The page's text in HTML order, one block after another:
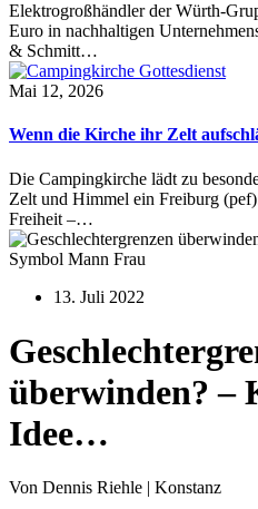
Elektrogroßhändler der Würth-
Euro in nachhaltigen
& Schmitt…
Mai 12, 2026
Wenn die Kirche ihr Zelt
Die Campingkirche lädt zu
Zelt und Himmel ein Freiburg
Freiheit –…
Symbol Mann Frau
13. Juli 2022
überwinden? –
Idee…
Von Dennis Riehle | Konstanz